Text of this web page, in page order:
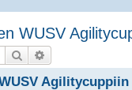
WUSV
Etsi